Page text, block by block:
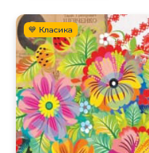
💙 Класика